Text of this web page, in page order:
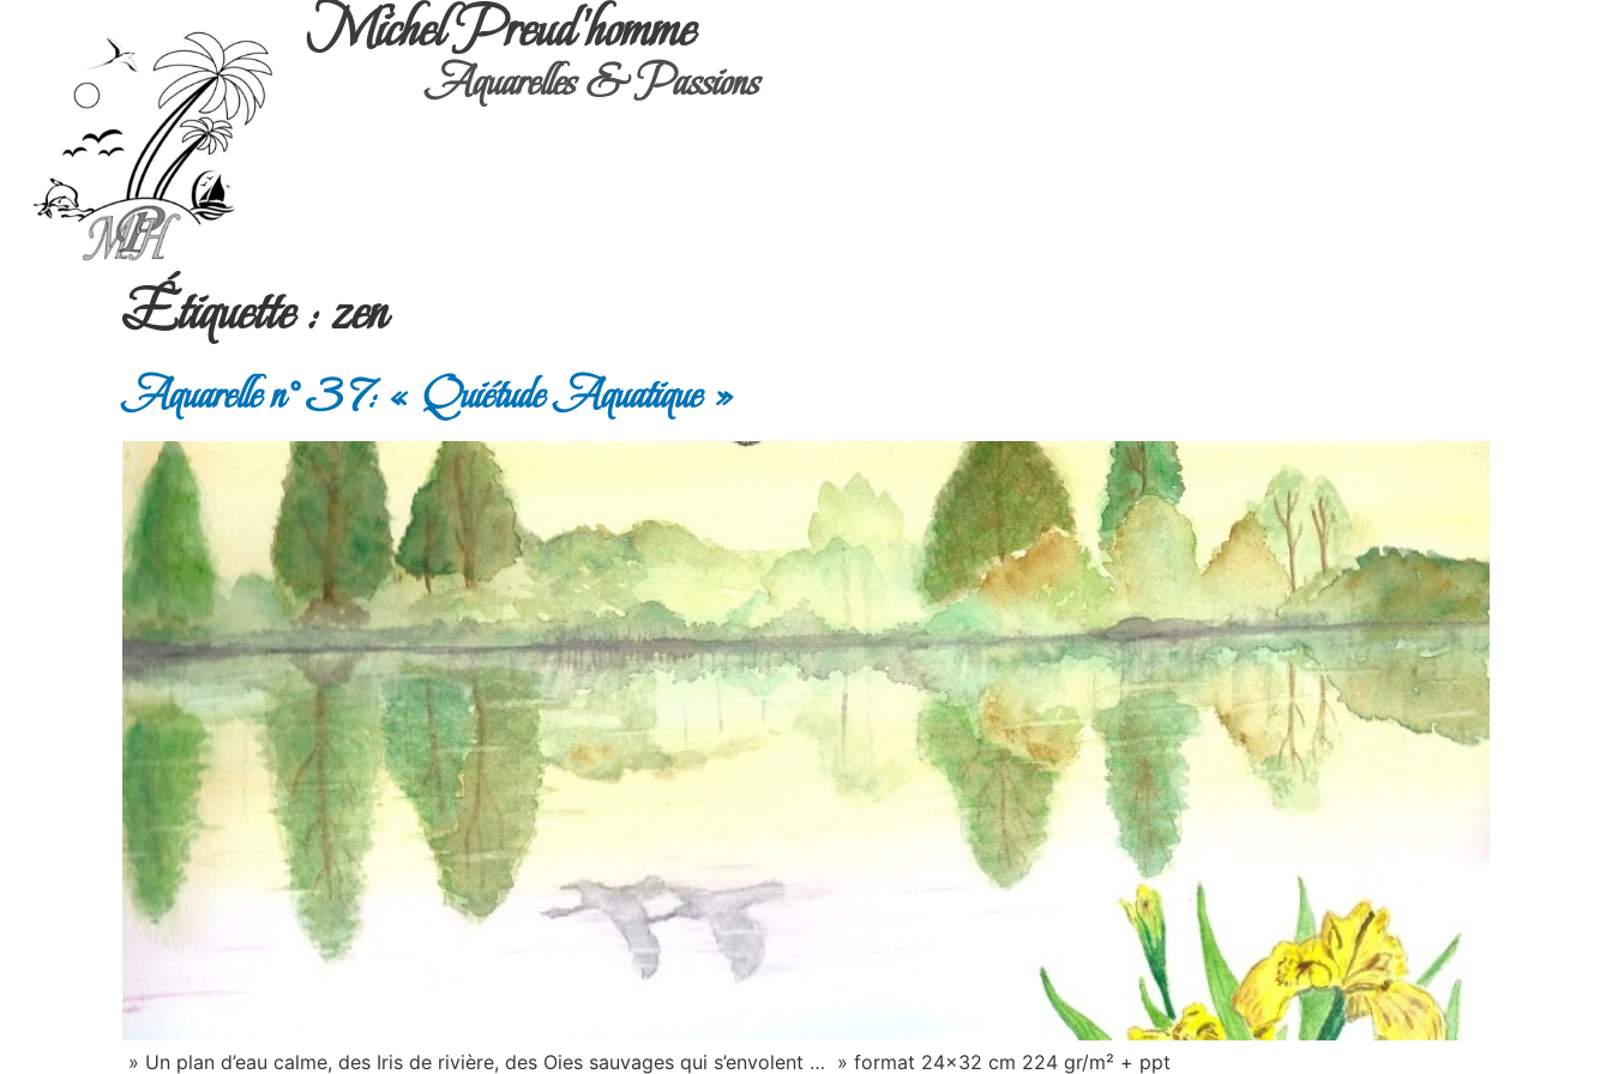
Michel Preud'homme
Aquarelles & Passions
Étiquette :zen
Aquarelle n° 37: « Quiétude Aquatique »
» Un plan d’eau calme, des Iris de rivière, des Oies sauvages qui s’envolent … » format 24×32 cm 224 gr/m² + ppt